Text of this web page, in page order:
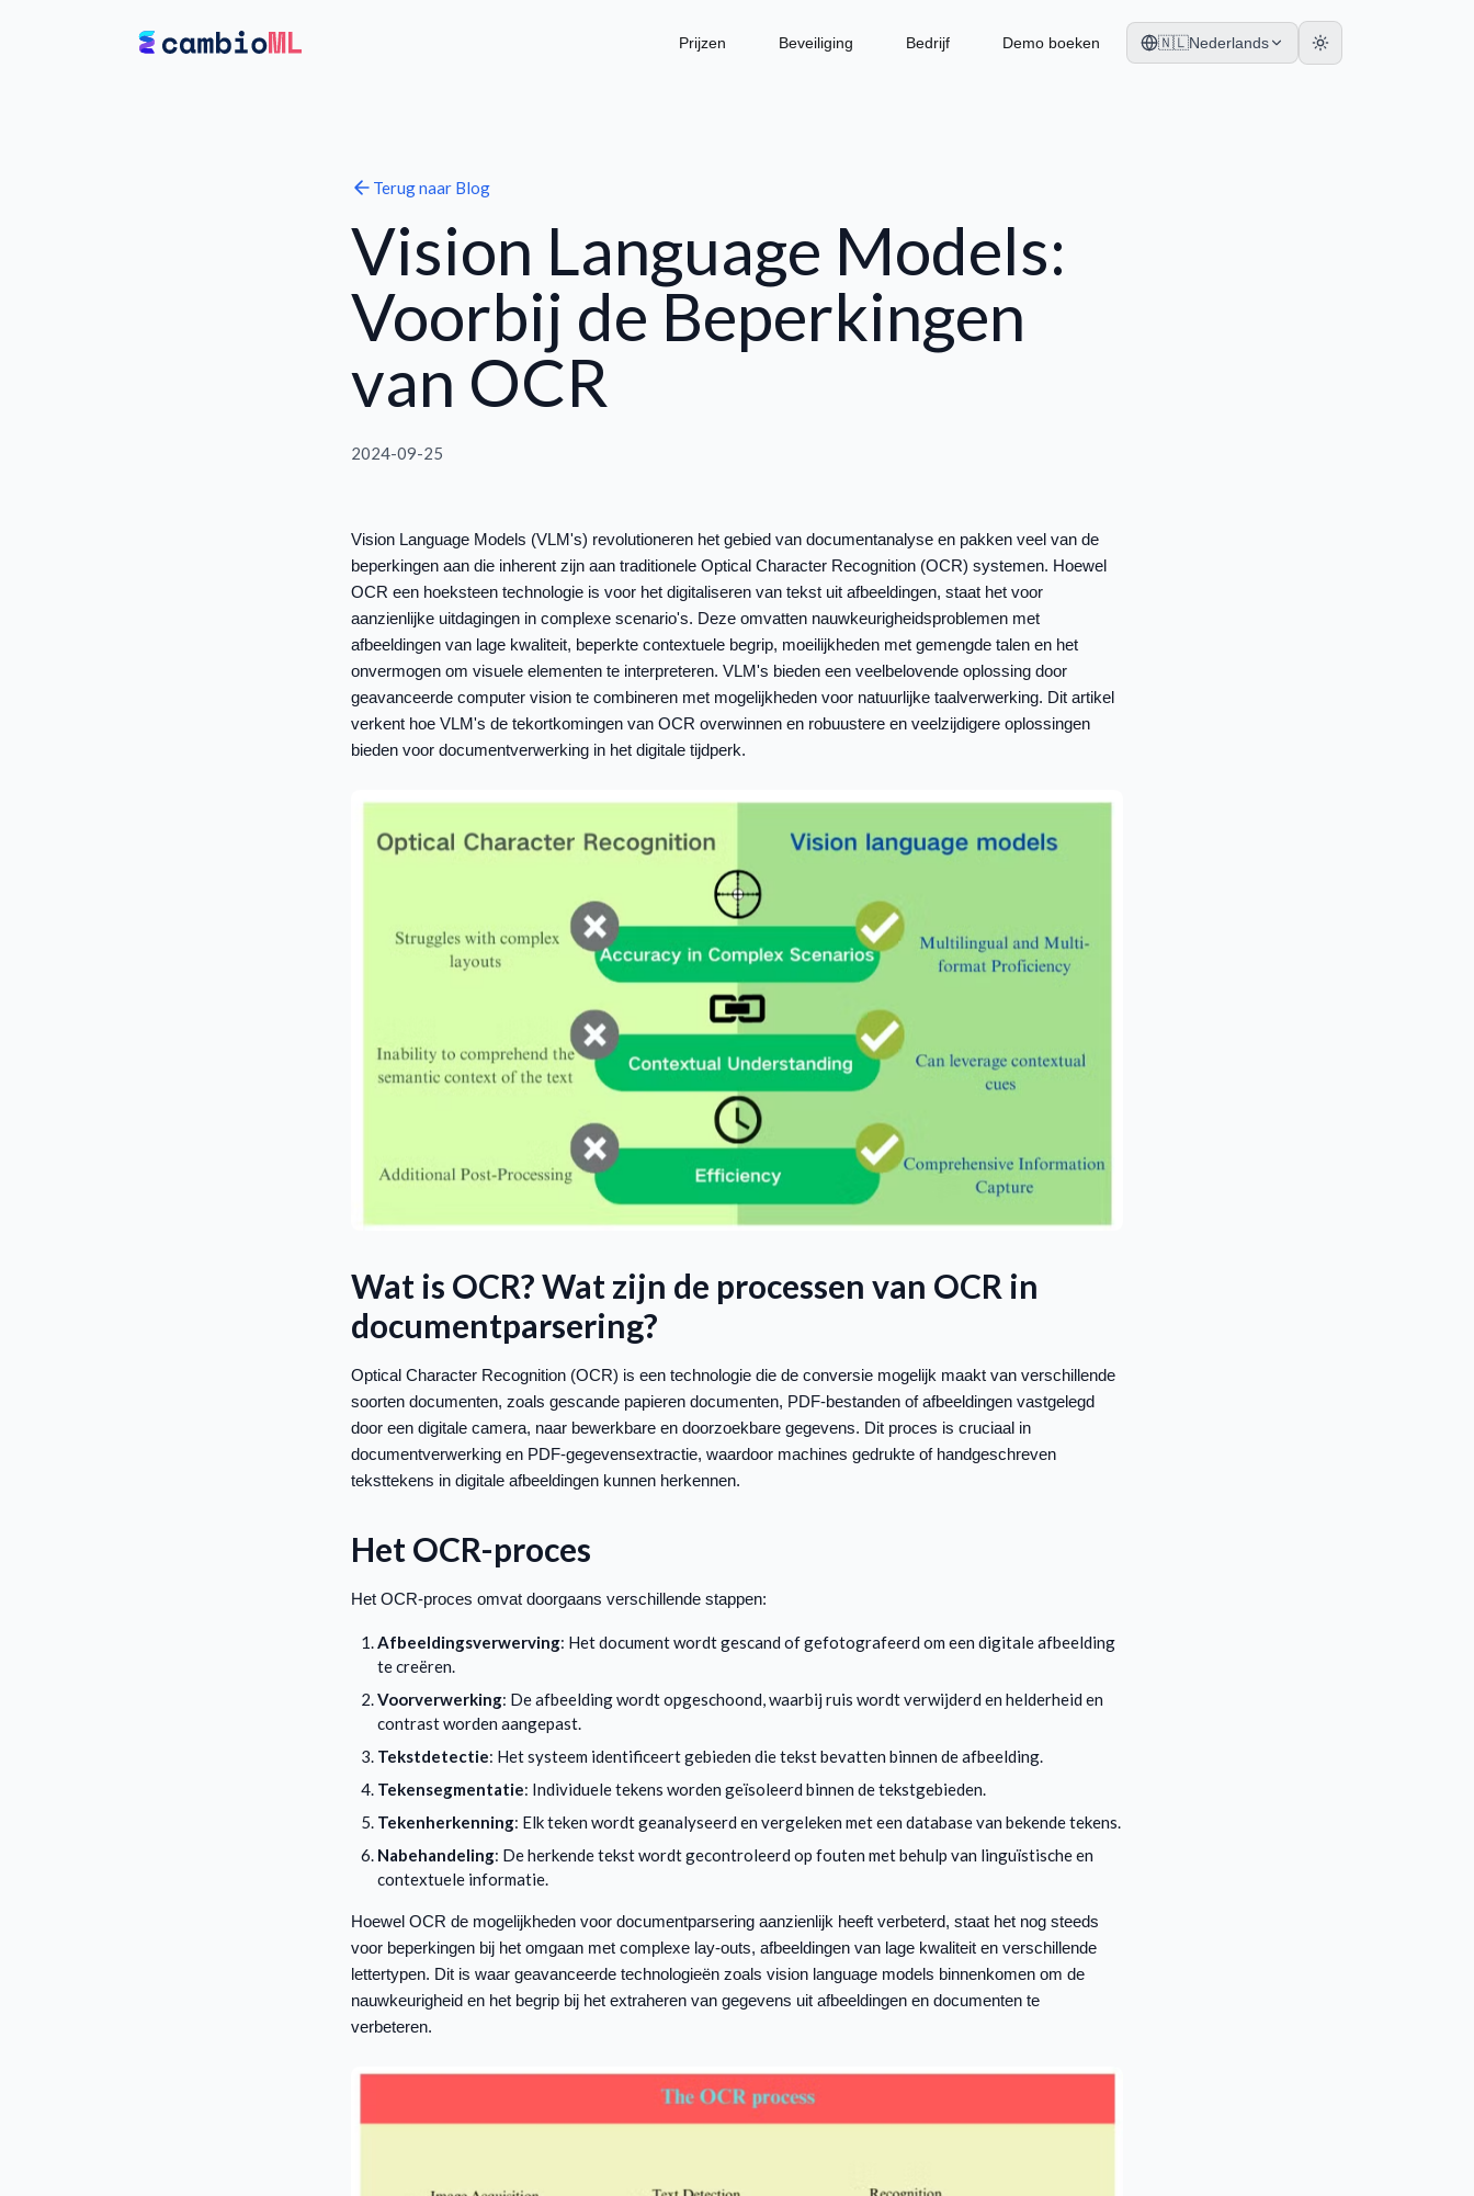
Prijzen Beveiliging Bedrijf Demo boeken 🇳🇱Nederlands
Terug naar Blog
Vision Language Models:
Voorbij de Beperkingen
van OCR
2024-09-25
Vision Language Models (VLM's) revolutioneren het gebied van documentanalyse en pakken veel van de
beperkingen aan die inherent zijn aan traditionele Optical Character Recognition (OCR) systemen. Hoewel
OCR een hoeksteen technologie is voor het digitaliseren van tekst uit afbeeldingen, staat het voor
aanzienlijke uitdagingen in complexe scenario's. Deze omvatten nauwkeurigheidsproblemen met
afbeeldingen van lage kwaliteit, beperkte contextuele begrip, moeilijkheden met gemengde talen en het
onvermogen om visuele elementen te interpreteren. VLM's bieden een veelbelovende oplossing door
geavanceerde computer vision te combineren met mogelijkheden voor natuurlijke taalverwerking. Dit artikel
verkent hoe VLM's de tekortkomingen van OCR overwinnen en robuustere en veelzijdigere oplossingen
bieden voor documentverwerking in het digitale tijdperk.
Wat is OCR? Wat zijn de processen van OCR in
documentparsering?
Optical Character Recognition (OCR) is een technologie die de conversie mogelijk maakt van verschillende
soorten documenten, zoals gescande papieren documenten, PDF-bestanden of afbeeldingen vastgelegd
door een digitale camera, naar bewerkbare en doorzoekbare gegevens. Dit proces is cruciaal in
documentverwerking en PDF-gegevensextractie, waardoor machines gedrukte of handgeschreven
teksttekens in digitale afbeeldingen kunnen herkennen.
Het OCR-proces
Het OCR-proces omvat doorgaans verschillende stappen:
Afbeeldingsverwerving: Het document wordt gescand of gefotografeerd om een digitale afbeelding
te creëren.
Voorverwerking: De afbeelding wordt opgeschoond, waarbij ruis wordt verwijderd en helderheid en
contrast worden aangepast.
Tekstdetectie: Het systeem identificeert gebieden die tekst bevatten binnen de afbeelding.
Tekensegmentatie: Individuele tekens worden geïsoleerd binnen de tekstgebieden.
Tekenherkenning: Elk teken wordt geanalyseerd en vergeleken met een database van bekende tekens.
Nabehandeling: De herkende tekst wordt gecontroleerd op fouten met behulp van linguïstische en
contextuele informatie.
Hoewel OCR de mogelijkheden voor documentparsering aanzienlijk heeft verbeterd, staat het nog steeds
voor beperkingen bij het omgaan met complexe lay-outs, afbeeldingen van lage kwaliteit en verschillende
lettertypen. Dit is waar geavanceerde technologieën zoals vision language models binnenkomen om de
nauwkeurigheid en het begrip bij het extraheren van gegevens uit afbeeldingen en documenten te
verbeteren.